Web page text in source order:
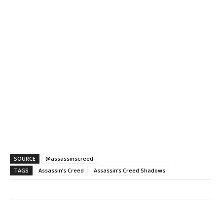
SOURCE
@assassinscreed
TAGS
Assassin’s Creed Assassin’s Creed Shadows